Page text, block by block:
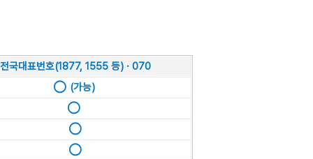
전국대표번호(1877, 1555 등) · 070
◯ (가능)
◯
◯
◯